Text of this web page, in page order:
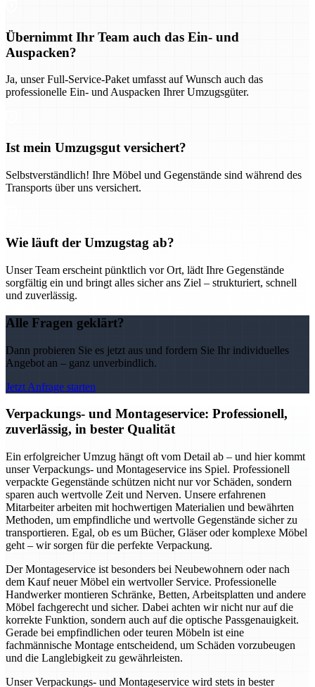
Übernimmt Ihr Team auch das Ein- und
Auspacken?
Ja, unser Full-Service-Paket umfasst auf Wunsch auch das
professionelle Ein- und Auspacken Ihrer Umzugsgüter.
Ist mein Umzugsgut versichert?
Selbstverständlich! Ihre Möbel und Gegenstände sind während des
Transports über uns versichert.
Wie läuft der Umzugstag ab?
Unser Team erscheint pünktlich vor Ort, lädt Ihre Gegenstände
sorgfältig ein und bringt alles sicher ans Ziel – strukturiert, schnell
und zuverlässig.
Alle Fragen geklärt?
Dann probieren Sie es jetzt aus und fordern Sie Ihr individuelles
Angebot an – ganz unverbindlich.
Jetzt Anfrage starten
Verpackungs- und Montageservice: Professionell,
zuverlässig, in bester Qualität
Ein erfolgreicher Umzug hängt oft vom Detail ab – und hier kommt
unser Verpackungs- und Montageservice ins Spiel. Professionell
verpackte Gegenstände schützen nicht nur vor Schäden, sondern
sparen auch wertvolle Zeit und Nerven. Unsere erfahrenen
Mitarbeiter arbeiten mit hochwertigen Materialien und bewährten
Methoden, um empfindliche und wertvolle Gegenstände sicher zu
transportieren. Egal, ob es um Bücher, Gläser oder komplexe Möbel
geht – wir sorgen für die perfekte Verpackung.
Der Montageservice ist besonders bei Neubewohnern oder nach
dem Kauf neuer Möbel ein wertvoller Service. Professionelle
Handwerker montieren Schränke, Betten, Arbeitsplatten und andere
Möbel fachgerecht und sicher. Dabei achten wir nicht nur auf die
korrekte Funktion, sondern auch auf die optische Passgenauigkeit.
Gerade bei empfindlichen oder teuren Möbeln ist eine
fachmännische Montage entscheidend, um Schäden vorzubeugen
und die Langlebigkeit zu gewährleisten.
Unser Verpackungs- und Montageservice wird stets in bester